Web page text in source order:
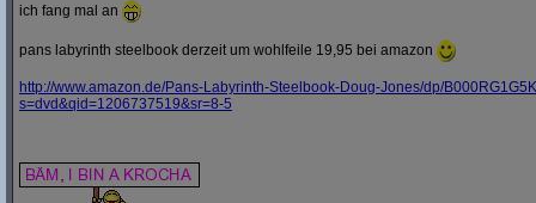
ich fang mal an
pans labyrinth steelbook derzeit um wohlfeile 19,95 bei amazon
http://www.amazon.de/Pans-Labyrinth-Steelbook-Doug-Jones/dp/
s=dvd&qid=1206737519&sr=8-5